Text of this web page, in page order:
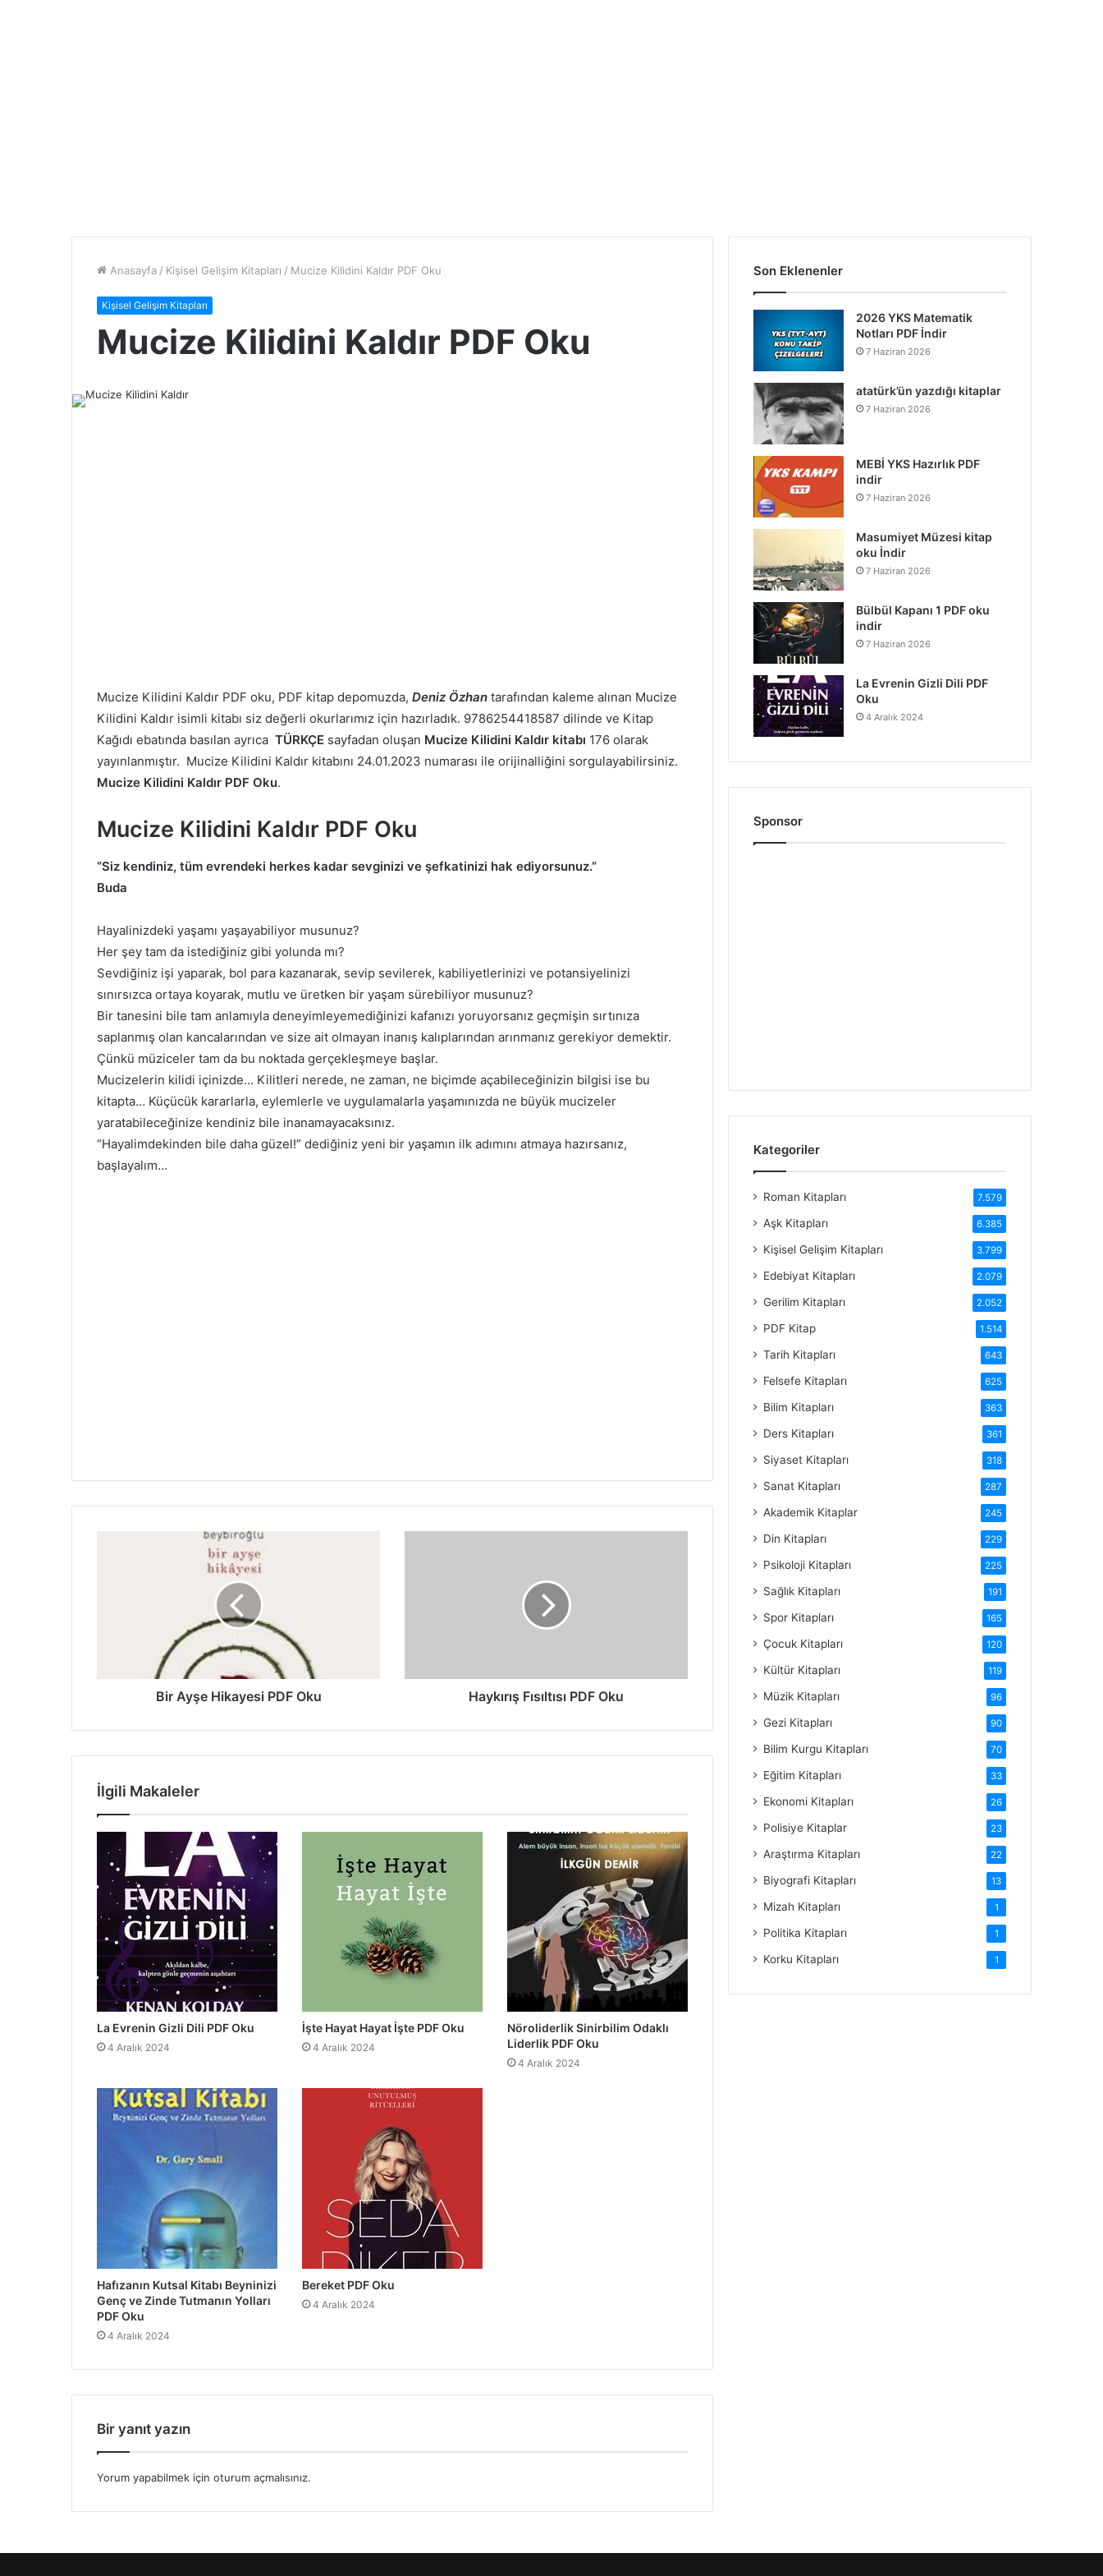
Anasayfa / Kişisel Gelişim Kitapları / Mucize Kilidini Kaldır PDF Oku
Kişisel Gelişim Kitapları
Mucize Kilidini Kaldır PDF Oku
Mucize Kilidini Kaldır PDF oku, PDF kitap depomuzda, Deniz Özhan tarafından kaleme alınan Mucize
Kilidini Kaldır isimli kitabı siz değerli okurlarımız için hazırladık. 9786254418587 dilinde ve Kitap
Kağıdı ebatında basılan ayrıca TÜRKÇE sayfadan oluşan Mucize Kilidini Kaldır kitabı 176 olarak
yayınlanmıştır. Mucize Kilidini Kaldır kitabını 24.01.2023 numarası ile orijinalliğini sorgulayabilirsiniz.
Mucize Kilidini Kaldır PDF Oku.
Mucize Kilidini Kaldır PDF Oku
“Siz kendiniz, tüm evrendeki herkes kadar sevginizi ve şefkatinizi hak ediyorsunuz.”
Buda
Hayalinizdeki yaşamı yaşayabiliyor musunuz?
Her şey tam da istediğiniz gibi yolunda mı?
Sevdiğiniz işi yaparak, bol para kazanarak, sevip sevilerek, kabiliyetlerinizi ve potansiyelinizi
sınırsızca ortaya koyarak, mutlu ve üretken bir yaşam sürebiliyor musunuz?
Bir tanesini bile tam anlamıyla deneyimleyemediğinizi kafanızı yoruyorsanız geçmişin sırtınıza
saplanmış olan kancalarından ve size ait olmayan inanış kalıplarından arınmanız gerekiyor demektir.
Çünkü müziceler tam da bu noktada gerçekleşmeye başlar.
Mucizelerin kilidi içinizde… Kilitleri nerede, ne zaman, ne biçimde açabileceğinizin bilgisi ise bu
kitapta… Küçücük kararlarla, eylemlerle ve uygulamalarla yaşamınızda ne büyük mucizeler
yaratabileceğinize kendiniz bile inanamayacaksınız.
“Hayalimdekinden bile daha güzel!” dediğiniz yeni bir yaşamın ilk adımını atmaya hazırsanız,
başlayalım…
Bir Ayşe Hikayesi PDF Oku Haykırış Fısıltısı PDF Oku
İlgili Makaleler
La Evrenin Gizli Dili PDF Oku
4 Aralık 2024
İşte Hayat Hayat İşte PDF Oku
4 Aralık 2024
Nöroliderlik Sinirbilim Odaklı
Liderlik PDF Oku
4 Aralık 2024
Hafızanın Kutsal Kitabı Beyninizi
Genç ve Zinde Tutmanın Yolları
PDF Oku
4 Aralık 2024
Bereket PDF Oku
4 Aralık 2024
Bir yanıt yazın
Yorum yapabilmek için oturum açmalısınız.
Son Eklenenler
2026 YKS Matematik
Notları PDF İndir
7 Haziran 2026
atatürk’ün yazdığı kitaplar
7 Haziran 2026
MEBİ YKS Hazırlık PDF
indir
7 Haziran 2026
Masumiyet Müzesi kitap
oku İndir
7 Haziran 2026
Bülbül Kapanı 1 PDF oku
indir
7 Haziran 2026
La Evrenin Gizli Dili PDF
Oku
4 Aralık 2024
Sponsor
Kategoriler
Roman Kitapları 7.579
Aşk Kitapları 6.385
Kişisel Gelişim Kitapları 3.799
Edebiyat Kitapları 2.079
Gerilim Kitapları 2.052
PDF Kitap 1.514
Tarih Kitapları 643
Felsefe Kitapları 625
Bilim Kitapları 363
Ders Kitapları 361
Siyaset Kitapları 318
Sanat Kitapları 287
Akademik Kitaplar 245
Din Kitapları 229
Psikoloji Kitapları 225
Sağlık Kitapları 191
Spor Kitapları 165
Çocuk Kitapları 120
Kültür Kitapları 119
Müzik Kitapları 96
Gezi Kitapları 90
Bilim Kurgu Kitapları 70
Eğitim Kitapları 33
Ekonomi Kitapları 26
Polisiye Kitaplar 23
Araştırma Kitapları 22
Biyografi Kitapları 13
Mizah Kitapları 1
Politika Kitapları 1
Korku Kitapları 1